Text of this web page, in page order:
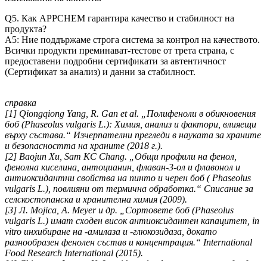
Q5. Как APPCHEM гарантира качество и стабилност на
продукта?
A5: Ние поддържаме строга система за контрол на качеството.
Всички продукти преминават-тестове от трета страна, с
предоставени подробни сертификати за автентичност
(Сертификат за анализ) и данни за стабилност.
справка
[1] Qiongqiong Yang, R. Gan et al. „Полифеноли в обикновения
боб (Phaseolus vulgaris L.): Химия, анализ и фактори, влияещи
върху състава.“ Изчерпателни прегледи в науката за храните
и безопасността на храните (2018 г.).
[2] Baojun Xu, Sam KC Chang. „Общи профили на фенол,
фенолна киселина, антоцианин, флаван-3-ол и флавонол и
антиоксидантни свойства на пинто и черен боб ( Phaseolus
vulgaris L.), повлияни от термична обработка.“ Списание за
селскостопанска и хранителна химия (2009).
[3] Л. Mojica, A. Meyer и др. „Сортовете боб (Phaseolus
vulgaris L.) имат сходен висок антиоксидантен капацитет, in
vitro инхибиране на -амилаза и -глюкозидаза, докато
разнообразен фенолен състав и концентрация.“ International
Food Research International (2015).